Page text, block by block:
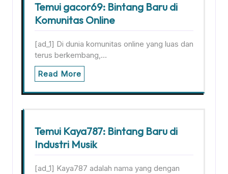
Temui gacor69: Bintang Baru di
Komunitas Online
[ad_1] Di dunia komunitas online yang luas dan
terus berkembang,…
Read More
Temui Kaya787: Bintang Baru di
Industri Musik
[ad_1] Kaya787 adalah nama yang dengan